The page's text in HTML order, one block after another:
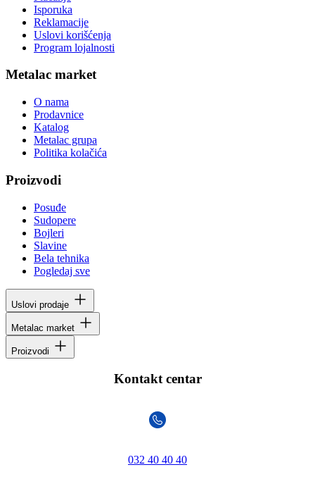
Isporuka
Reklamacije
Uslovi korišćenja
Program lojalnosti
Metalac market
O nama
Prodavnice
Katalog
Metalac grupa
Politika kolačića
Proizvodi
Posuđe
Sudopere
Bojleri
Slavine
Bela tehnika
Pogledaj sve
Uslovi prodaje
Metalac market
Proizvodi
Kontakt centar
032 40 40 40